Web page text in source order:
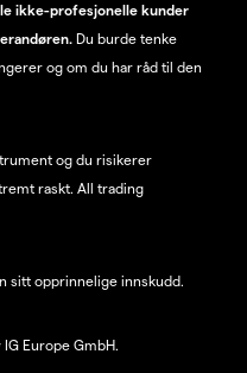
ikke-profesjonelle kunder
Du burde tenke
og om du har råd til den
og du risikerer
raskt. All trading
sitt opprinnelige innskudd.
Europe GmbH.